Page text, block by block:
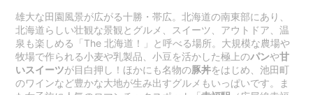
雄大な田園風景が広がる十勝・帯広。北海道の南東部にあり、
北海道らしい壮観な景観とグルメ、スイーツ、アウトドア、温
泉も楽しめる「The 北海道！」と呼べる場所。大規模な農場や
牧場で作られる小麦や乳製品、小豆を活かした極上のパンや甘
いスイーツが目白押し！ほかにも名物の豚丼をはじめ、池田町
のワインなど豊かな大地が生み出すグルメもいっぱいです。ま